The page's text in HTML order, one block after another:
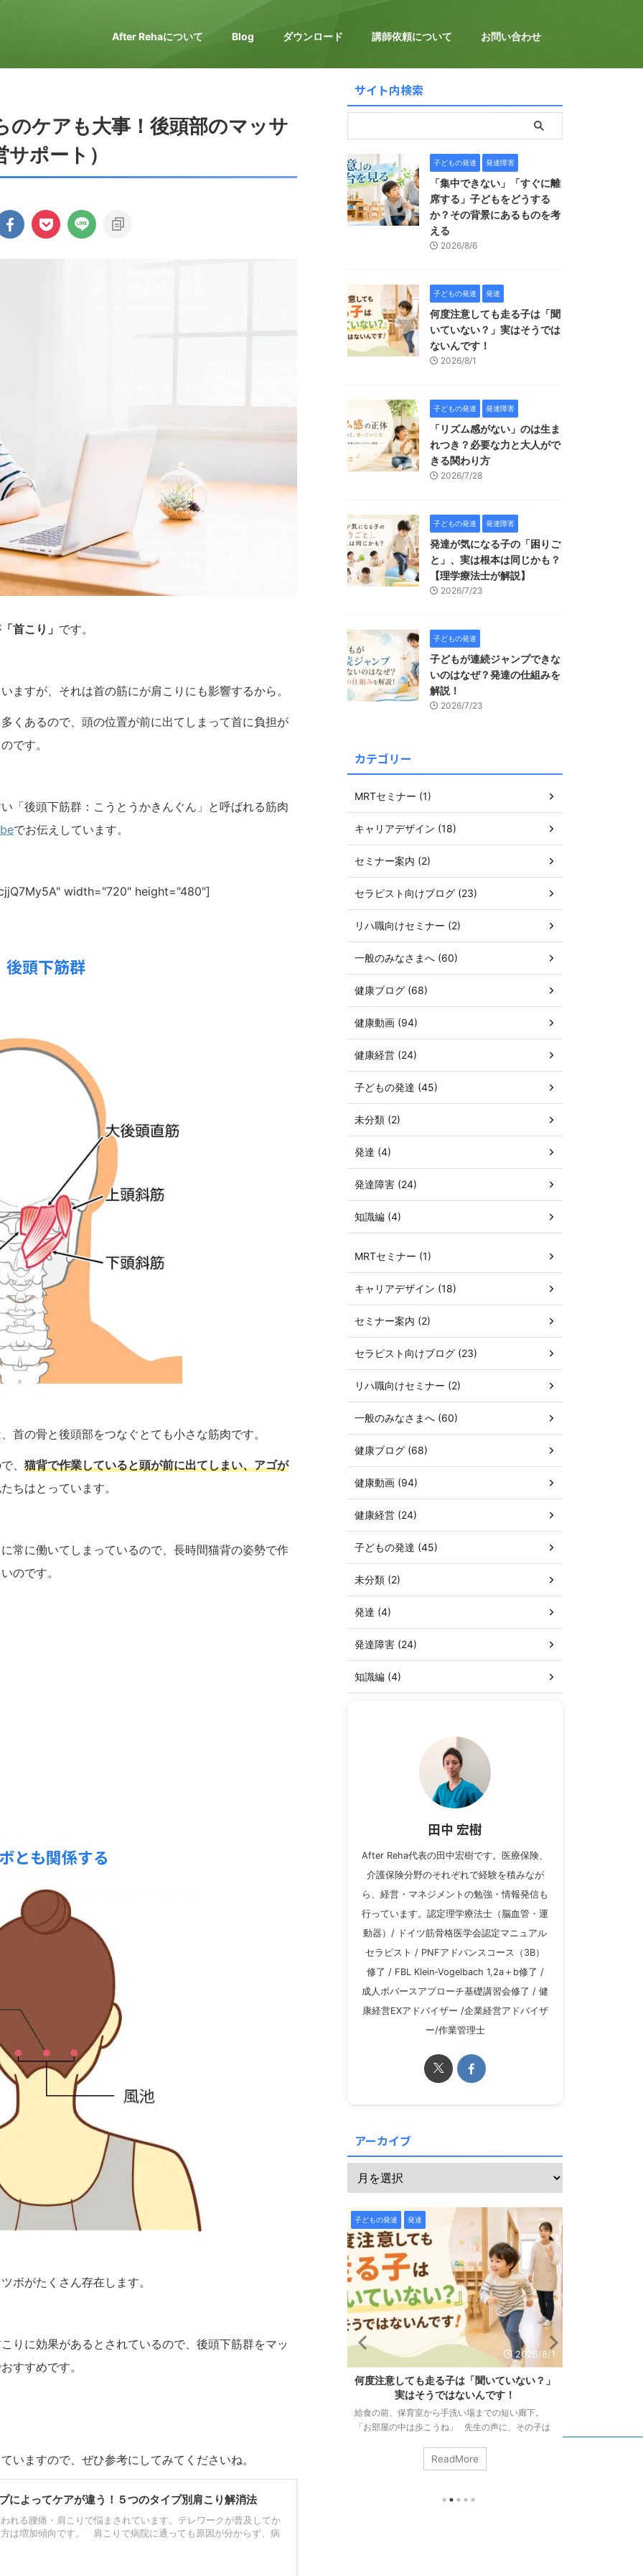
After Rehaについて Blog ダウンロード 講師依頼について お問い合わせ
のケアも大事！後頭部のマッサ
ポート）
「首こり」 です。
ますが、それは首の筋にが肩こりにも影響するから。
くあるので、頭の位置が前に出てしまって首に負担が
です。
「後頭下筋群：こうとうかきんぐん」と呼ばれる筋肉
でお伝えしています。
width="720" height="480"]
後頭下筋群
首の骨と後頭部をつなぐとても小さな筋肉です。
、 猫背で作業していると頭が前に出てしまい、アゴが
ちはとっています。
常に働いてしまっているので、長時間猫背の姿勢で作
のです。
とも関係する
ボがたくさん存在します。
りに効果があるとされているので、後頭下筋群をマッ
すすめです。
いますので、ぜひ参考にしてみてくださいね。
によってケアが違う！５つのタイプ別肩こり解消法
れる腰痛・肩こりで悩まされています。テレワークが普及してか
は増加傾向です。 肩こりで病院に通っても原因が分からず、病
サイト内検索
子どもの発達 発達障害
「集中できない」「すぐに離
席する」子どもをどうする
か？その背景にあるものを考
える
2026/8/6
子どもの発達 発達
何度注意しても走る子は「聞
いていない？」実はそうでは
ないんです！
2026/8/1
子どもの発達 発達障害
「リズム感がない」のは生ま
れつき？必要な力と大人がで
きる関わり方
2026/7/28
子どもの発達 発達障害
発達が気になる子の「困りご
と」、実は根本は同じかも？
【理学療法士が解説】
2026/7/23
子どもの発達
子どもが連続ジャンプできな
いのはなぜ？発達の仕組みを
解説！
2026/7/23
カテゴリー
MRTセミナー (1)
キャリアデザイン (18)
セミナー案内 (2)
セラピスト向けブログ (23)
リハ職向けセミナー (2)
一般のみなさまへ (60)
健康ブログ (68)
健康動画 (94)
健康経営 (24)
子どもの発達 (45)
未分類 (2)
発達 (4)
発達障害 (24)
知識編 (4)
MRTセミナー (1)
キャリアデザイン (18)
セミナー案内 (2)
セラピスト向けブログ (23)
リハ職向けセミナー (2)
一般のみなさまへ (60)
健康ブログ (68)
健康動画 (94)
健康経営 (24)
子どもの発達 (45)
未分類 (2)
発達 (4)
発達障害 (24)
知識編 (4)
田中 宏樹
After Reha代表の田中宏樹です。医療保険、
介護保険分野のそれぞれで経験を積みなが
ら、経営・マネジメントの勉強・情報発信も
行っています。認定理学療法士（脳血管・運
動器）/ ドイツ筋骨格医学会認定マニュアル
セラピスト / PNFアドバンスコース（3B）
修了 / FBL Klein-Vogelbach 1,2a＋b修了 /
成人ボバースアプローチ基礎講習会修了 / 健
康経営EXアドバイザー /企業経営アドバイザ
ー/作業管理士
アーカイブ
2026/8/6
っている可能性があり
。 そして、順番を待
注意の上に乗っていま
子どもの発達
いて、ゆっくり歩き出す。ちゃんと伝わった次の瞬
起こります。「さっき言ったばかりなのに」「何回
ことです。 今回は何度伝えても室内を走ってしま
うお子さんの頭の中がどうなっているのか？ ...
ReadMore
子どもの発達 発達障害
2026/7/28
「リズム感がない」のは生まれつき？必要な
力と大人ができる関わり方
「リズム感がある」って、どんな状態のことだと思
いますか。 音楽に合わせて踊れること。手拍子が
す。 でも、こうして並べてみると気づきます。ダ
ンスも手拍子も縄跳びも、動きはまるで違うのに、
る。 つまりリズム感とは、ひとつの決まった技術
ReadMore